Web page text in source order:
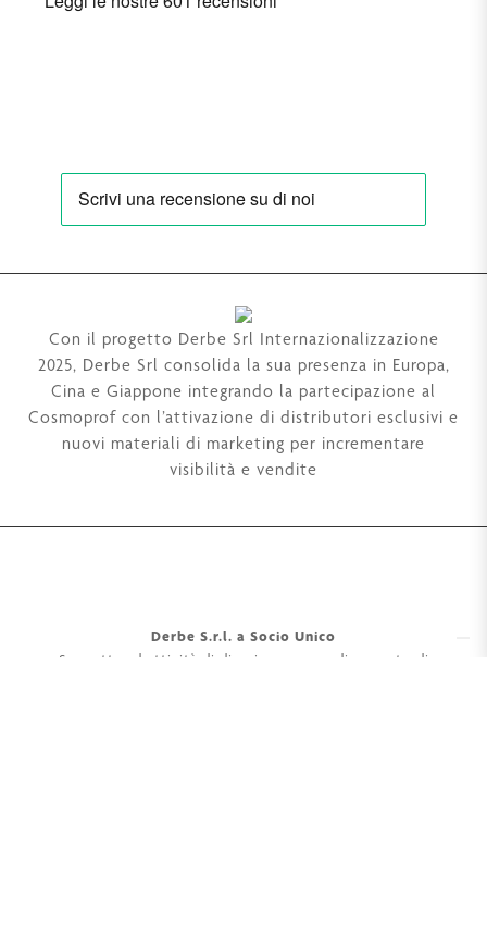
Con il progetto Derbe Srl Internazionalizzazione
2025, Derbe Srl consolida la sua presenza in Europa,
Cina e Giappone integrando la partecipazione al
Cosmoprof con l’attivazione di distributori esclusivi e
nuovi materiali di marketing per incrementare
visibilità e vendite
Derbe S.r.l. a Socio Unico
Soggetta ad attività di direzione e coordinamento di